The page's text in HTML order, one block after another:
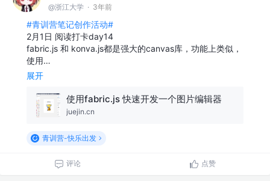
@浙江大学 · 3年前
#青训营笔记创作活动#
2月1日 阅读打卡day14
fabric.js 和 konva.js都是强大的canvas库，功能上类似，
使用…
展开
使用fabric.js 快速开发一个图片编辑器
juejin.cn
青训营-快乐出发
评论 点赞